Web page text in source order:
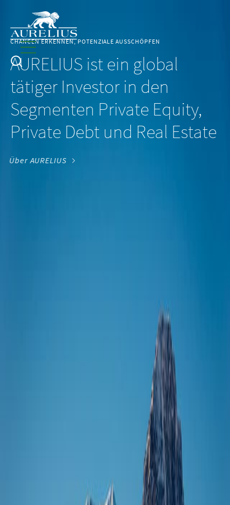
CHANCEN ERKENNEN, POTENZIALE AUSSCHÖPFEN
AURELIUS ist ein global
tätiger Investor in den
Segmenten Private Equity,
Private Debt und Real Estate
Über AURELIUS